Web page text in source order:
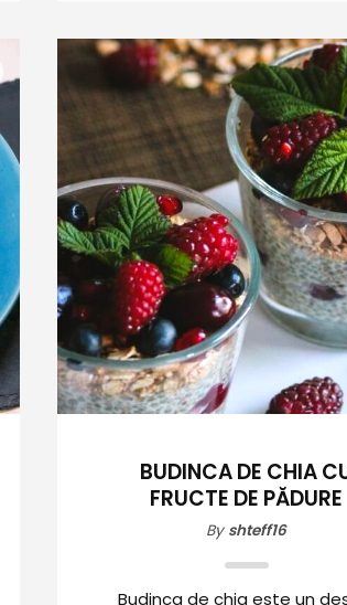
BUDINCA DE CHIA
FRUCTE DE PĂDURE
By shteff16
Budinca de chia este un